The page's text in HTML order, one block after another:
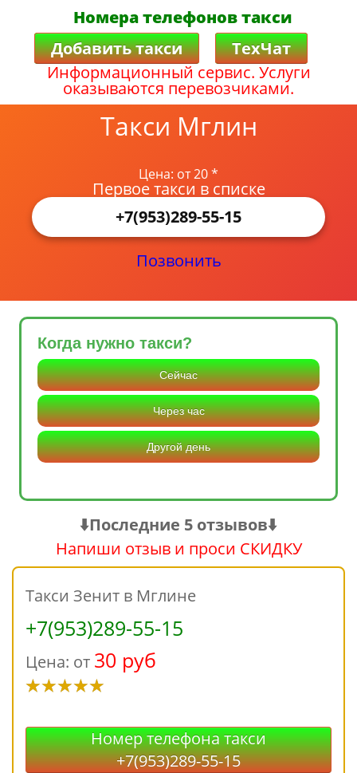
Номера телефонов такси
Добавить такси
ТехЧат
Информационный сервис. Услуги
оказываются перевозчиками.
Такси Мглин
Цена: от 20 *
Первое такси в списке
+7(953)289-55-15
Позвонить
Когда нужно такси?
Сейчас
Через час
Другой день
⬇️Последние 5 отзывов⬇️
Напиши отзыв и проси СКИДКУ
Такси Зенит в Мглине
+7(953)289-55-15
Цена: от 30 руб
Номер телефона такси
+7(953)289-55-15